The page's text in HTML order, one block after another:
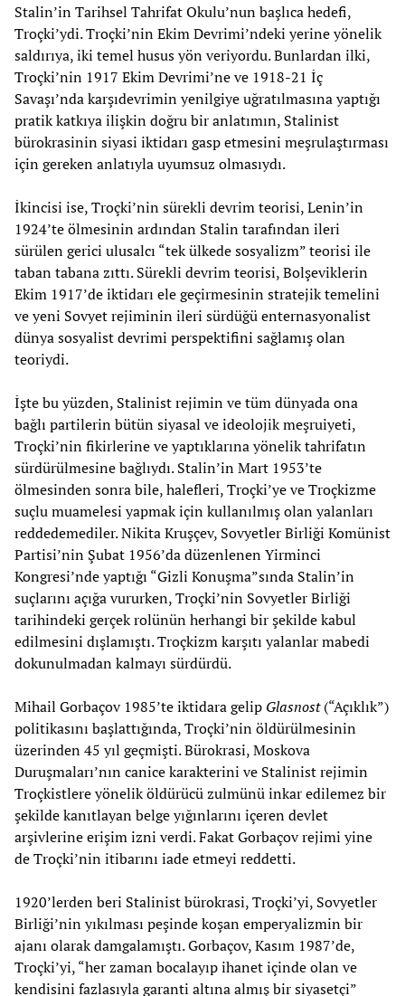
Stalin’in Tarihsel Tahrifat Okulu’nun başlıca hedefi,
Troçki’ydi. Troçki’nin Ekim Devrimi’ndeki yerine yönelik
saldırıya, iki temel husus yön veriyordu. Bunlardan ilki,
Troçki’nin 1917 Ekim Devrimi’ne ve 1918-21 İç
Savaşı’nda karşıdevrimin yenilgiye uğratılmasına yaptığı
pratik katkıya ilişkin doğru bir anlatımın, Stalinist
bürokrasinin siyasi iktidarı gasp etmesini meşrulaştırması
için gereken anlatıyla uyumsuz olmasıydı.
İkincisi ise, Troçki’nin sürekli devrim teorisi, Lenin’in
1924’te ölmesinin ardından Stalin tarafından ileri
sürülen gerici ulusalcı “tek ülkede sosyalizm” teorisi ile
taban tabana zıttı. Sürekli devrim teorisi, Bolşeviklerin
Ekim 1917’de iktidarı ele geçirmesinin stratejik temelini
ve yeni Sovyet rejiminin ileri sürdüğü enternasyonalist
dünya sosyalist devrimi perspektifini sağlamış olan
teoriydi.
İşte bu yüzden, Stalinist rejimin ve tüm dünyada ona
bağlı partilerin bütün siyasal ve ideolojik meşruiyeti,
Troçki’nin fikirlerine ve yaptıklarına yönelik tahrifatın
sürdürülmesine bağlıydı. Stalin’in Mart 1953’te
ölmesinden sonra bile, halefleri, Troçki’ye ve Troçkizme
suçlu muamelesi yapmak için kullanılmış olan yalanları
reddedemediler. Nikita Kruşçev, Sovyetler Birliği Komünist
Partisi’nin Şubat 1956’da düzenlenen Yirminci
Kongresi’nde yaptığı “Gizli Konuşma”sında Stalin’in
suçlarını açığa vururken, Troçki’nin Sovyetler Birliği
tarihindeki gerçek rolünün herhangi bir şekilde kabul
edilmesini dışlamıştı. Troçkizm karşıtı yalanlar mabedi
dokunulmadan kalmayı sürdürdü.
Mihail Gorbaçov 1985’te iktidara gelip Glasnost(“Açıklık”)
politikasını başlattığında, Troçki’nin öldürülmesinin
üzerinden 45 yıl geçmişti. Bürokrasi, Moskova
Duruşmaları’nın canice karakterini ve Stalinist rejimin
Troçkistlere yönelik öldürücü zulmünü inkar edilemez bir
şekilde kanıtlayan belge yığınlarını içeren devlet
arşivlerine erişim izni verdi. Fakat Gorbaçov rejimi yine
de Troçki’nin itibarını iade etmeyi reddetti.
1920’lerden beri Stalinist bürokrasi, Troçki’yi, Sovyetler
Birliği’nin yıkılması peşinde koşan emperyalizmin bir
ajanı olarak damgalamıştı. Gorbaçov, Kasım 1987’de,
Troçki’yi, “her zaman bocalayıp ihanet içinde olan ve
kendisini fazlasıyla garanti altına almış bir siyasetçi”